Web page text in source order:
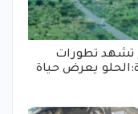
تشهد تطورات
يعرض حياة